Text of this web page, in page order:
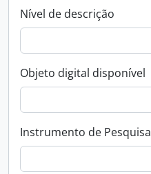
Nível de descrição
Objeto digital disponível
Instrumento de Pesquisa